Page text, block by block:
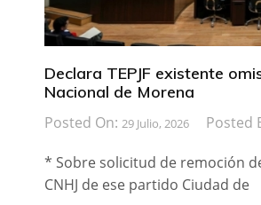
Declara TEPJF existente
Nacional de Morena
Posted On: 29 Julio, 2026 Posted
* Sobre solicitud de remoción
CNHJ de ese partido Ciudad de